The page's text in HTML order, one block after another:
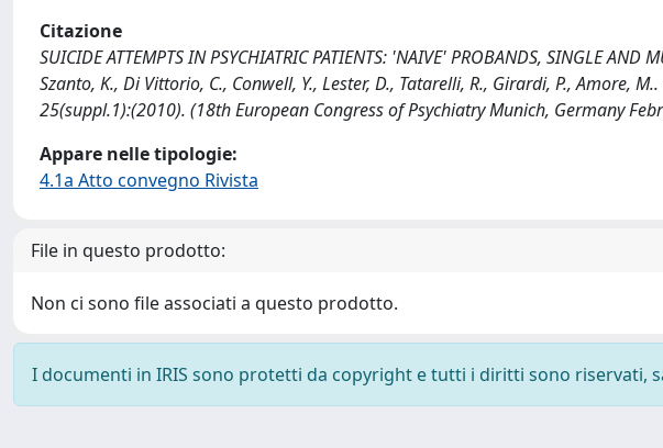
Citazione
SUICIDE ATTEMPTS IN PSYCHIATRIC PATIENTS: 'NAIVE' PROBANDS, SINGLE
Szanto, K., Di Vittorio, C., Conwell, Y., Lester, D., Tatarelli, R., Girardi, P., Amore, M..
25(suppl.1):(2010). (18th European Congress of Psychiatry Munich, Germany
Appare nelle tipologie:
4.1a Atto convegno Rivista
File in questo prodotto:
Non ci sono file associati a questo prodotto.
I documenti in IRIS sono protetti da copyright e tutti i diritti sono riservati,